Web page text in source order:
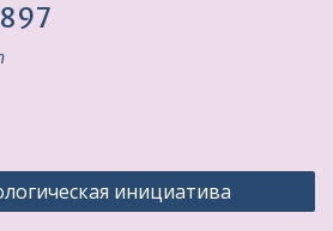
инициатива